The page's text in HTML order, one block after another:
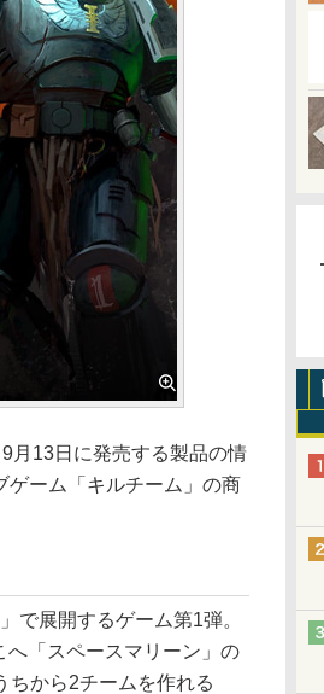
月13日に発売する製品の情
ゲーム「キルチーム」の商
で展開するゲーム第1弾。
「スペースマリーン」の
ちから2チームを作れる